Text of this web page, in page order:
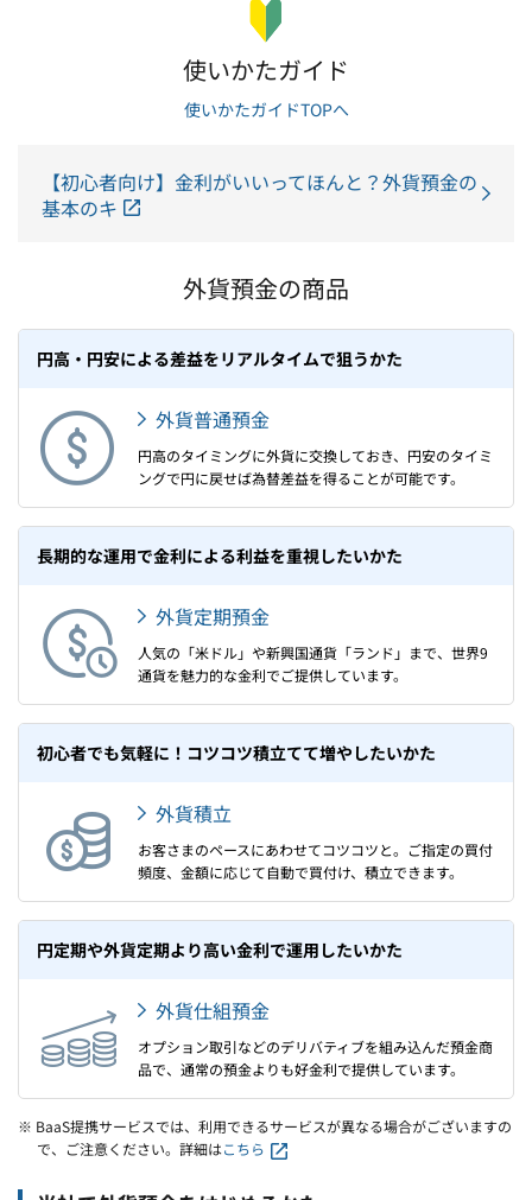
使いかたガイド
使いかたガイドTOPへ
【初心者向け】金利がいいってほんと？外貨預金の
基本のキ
外貨預金の商品
円高・円安による差益をリアルタイムで狙うかた
外貨普通預金
円高のタイミングに外貨に交換しておき、円安のタイミ
ングで円に戻せば為替差益を得ることが可能です。
長期的な運用で金利による利益を重視したいかた
外貨定期預金
人気の「米ドル」や新興国通貨「ランド」まで、世界9
通貨を魅力的な金利でご提供しています。
初心者でも気軽に！コツコツ積立てて増やしたいかた
外貨積立
お客さまのペースにあわせてコツコツと。ご指定の買付
頻度、金額に応じて自動で買付け、積立できます。
円定期や外貨定期より高い金利で運用したいかた
外貨仕組預金
オプション取引などのデリバティブを組み込んだ預金商
品で、通常の預金よりも好金利で提供しています。
※ BaaS提携サービスでは、利用できるサービスが異なる場合がございますの
で、ご注意ください。詳細はこちら